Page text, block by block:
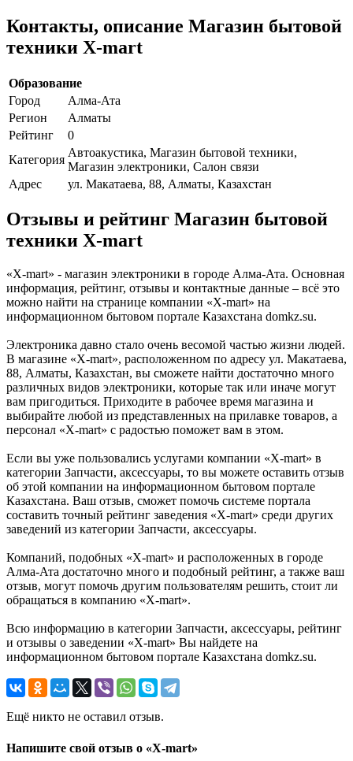
Контакты, описание Магазин бытовой
техники X-mart
Образование
Город
Алма-Ата
Регион
Алматы
Рейтинг
0
Категория
Автоакустика, Магазин бытовой техники,
Магазин электроники, Салон связи
Адрес
ул. Макатаева, 88, Алматы, Казахстан
Отзывы и рейтинг Магазин бытовой
техники X-mart
«X-mart» - магазин электроники в городе Алма-Ата. Основная
информация, рейтинг, отзывы и контактные данные – всё это
можно найти на странице компании «X-mart» на
информационном бытовом портале Казахстана domkz.su.
Электроника давно стало очень весомой частью жизни людей.
В магазине «X-mart», расположенном по адресу ул. Макатаева,
88, Алматы, Казахстан, вы сможете найти достаточно много
различных видов электроники, которые так или иначе могут
вам пригодиться. Приходите в рабочее время магазина и
выбирайте любой из представленных на прилавке товаров, а
персонал «X-mart» с радостью поможет вам в этом.
Если вы уже пользовались услугами компании «X-mart» в
категории Запчасти, аксессуары, то вы можете оставить отзыв
об этой компании на информационном бытовом портале
Казахстана. Ваш отзыв, сможет помочь системе портала
составить точный рейтинг заведения «X-mart» среди других
заведений из категории Запчасти, аксессуары.
Компаний, подобных «X-mart» и расположенных в городе
Алма-Ата достаточно много и подобный рейтинг, а также ваш
отзыв, могут помочь другим пользователям решить, стоит ли
обращаться в компанию «X-mart».
Всю информацию в категории Запчасти, аксессуары, рейтинг
и отзывы о заведении «X-mart» Вы найдете на
информационном бытовом портале Казахстана domkz.su.
Ещё никто не оставил отзыв.
Напишите свой отзыв о «X-mart»